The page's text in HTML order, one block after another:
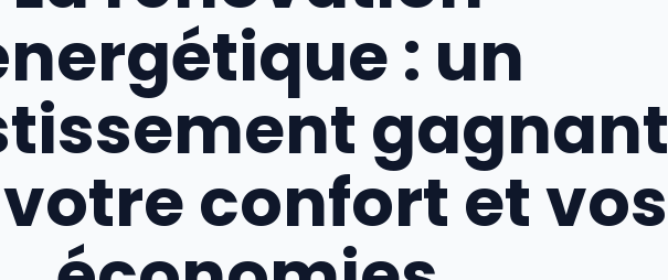
: un
gagnant
confort et vos